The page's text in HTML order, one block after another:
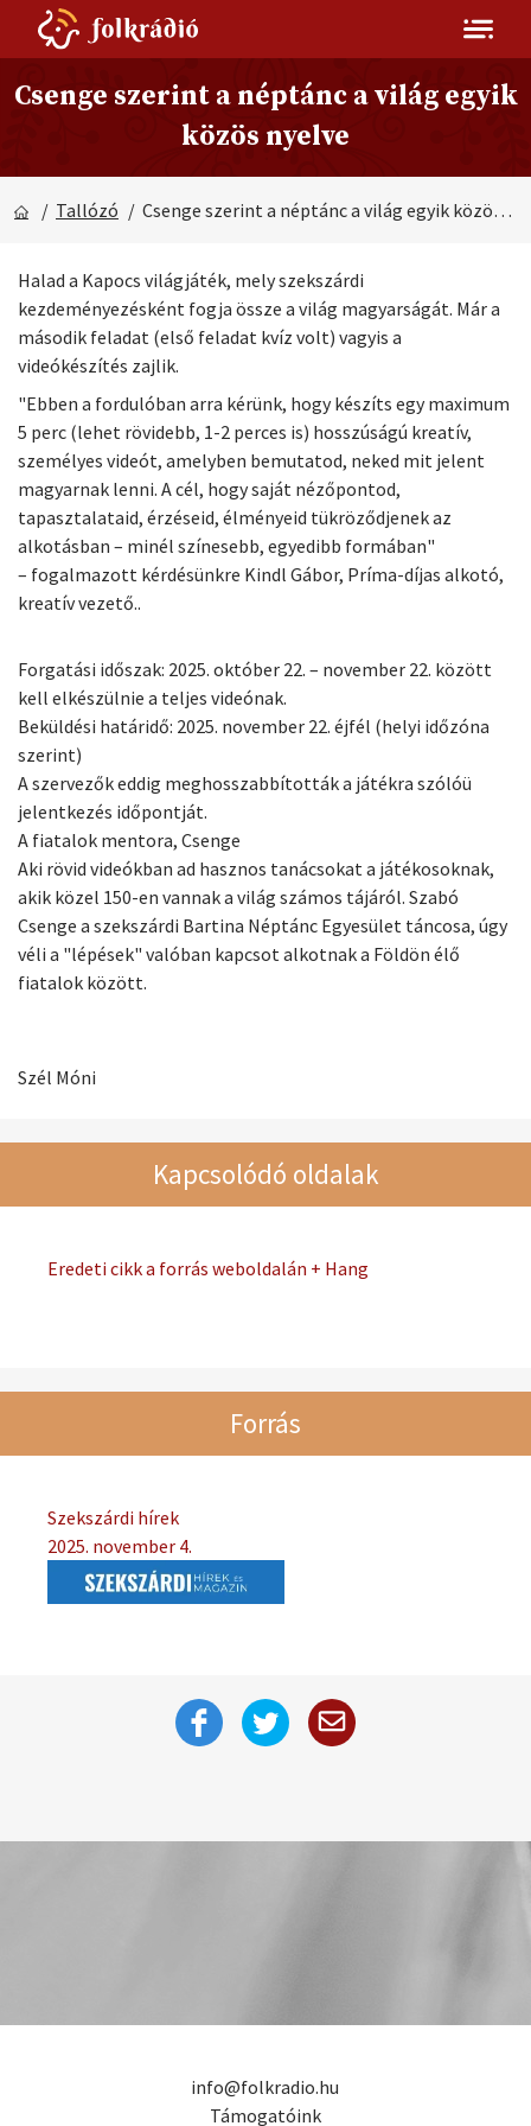
Csenge szerint a néptánc a világ egyik
közös nyelve
/ Tallózó / Csenge szerint a néptánc a világ egyik közös nyelve
Halad a Kapocs világjáték, mely szekszárdi
kezdeményezésként fogja össze a világ magyarságát. Már a
második feladat (első feladat kvíz volt) vagyis a
videókészítés zajlik.
"Ebben a fordulóban arra kérünk, hogy készíts egy maximum
5 perc (lehet rövidebb, 1-2 perces is) hosszúságú kreatív,
személyes videót, amelyben bemutatod, neked mit jelent
magyarnak lenni. A cél, hogy saját nézőpontod,
tapasztalataid, érzéseid, élményeid tükröződjenek az
alkotásban – minél színesebb, egyedibb formában"
– fogalmazott kérdésünkre Kindl Gábor, Príma-díjas alkotó,
kreatív vezető..
Forgatási időszak: 2025. október 22. – november 22. között
kell elkészülnie a teljes videónak.
Beküldési határidő: 2025. november 22. éjfél (helyi időzóna
szerint)
A szervezők eddig meghosszabbították a játékra szólóü
jelentkezés időpontját.
A fiatalok mentora, Csenge
Aki rövid videókban ad hasznos tanácsokat a játékosoknak,
akik közel 150-en vannak a világ számos tájáról. Szabó
Csenge a szekszárdi Bartina Néptánc Egyesület táncosa, úgy
véli a "lépések" valóban kapcsot alkotnak a Földön élő
fiatalok között.
Szél Móni
Kapcsolódó oldalak
Eredeti cikk a forrás weboldalán + Hang
Forrás
Szekszárdi hírek
2025. november 4.
info@folkradio.hu
Támogatóink